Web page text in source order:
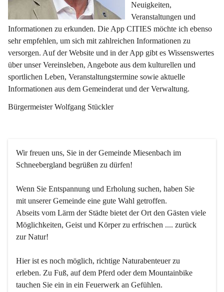
Neuigkeiten,
Veranstaltungen und
Informationen zu erkunden. Die App CITIES möchte ich ebenso
sehr empfehlen, um sich mit zahlreichen Informationen zu
versorgen. Auf der Website und in der App gibt es Wissenswertes
über unser Vereinsleben, Angebote aus dem kulturellen und
sportlichen Leben, Veranstaltungstermine sowie aktuelle
Informationen aus dem Gemeinderat und der Verwaltung.
Bürgermeister Wolfgang Stückler
Wir freuen uns, Sie in der Gemeinde Miesenbach im
Schneebergland begrüßen zu dürfen!
Wenn Sie Entspannung und Erholung suchen, haben Sie
mit unserer Gemeinde eine gute Wahl getroffen.
Abseits vom Lärm der Städte bietet der Ort den Gästen viele
Möglichkeiten, Geist und Körper zu erfrischen .... zurück
zur Natur!
Hier ist es noch möglich, richtige Naturabenteuer zu
erleben. Zu Fuß, auf dem Pferd oder dem Mountainbike
tauchen Sie ein in ein Feuerwerk an Gefühlen.